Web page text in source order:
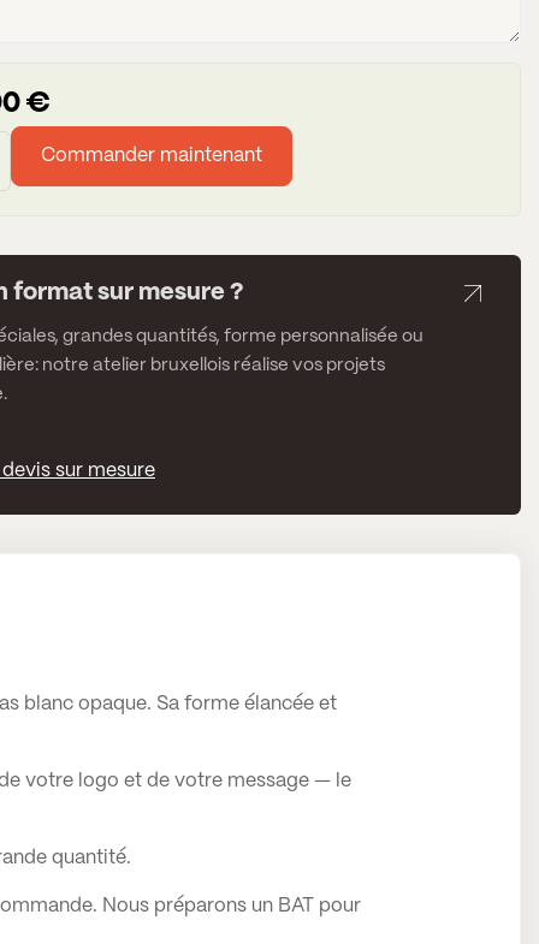
€
Commander maintenant
format sur mesure ?
grandes quantités, forme personnalisée ou
notre atelier bruxellois réalise vos projets
sur mesure
blanc opaque. Sa forme élancée et
votre logo et de votre message — le
quantité.
Nous préparons un BAT pour